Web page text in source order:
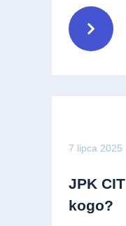
7 lipca 2025
JPK
kogo?